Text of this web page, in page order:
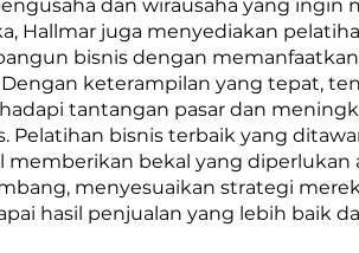
dan wirausaha yang ingin
Hallmar juga menyediakan
bisnis dengan
keterampilan yang tepat,
tantangan pasar dan
Pelatihan bisnis terbaik yang
memberikan bekal yang diperlukan
menyesuaikan strategi
hasil penjualan yang lebih baik